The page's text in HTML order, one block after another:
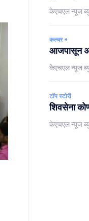
केएचएल न्यूज
कल्चर +
आजपासून
केएचएल न्यूज
टॉप स्टोरी
शिवसेना
केएचएल न्यूज